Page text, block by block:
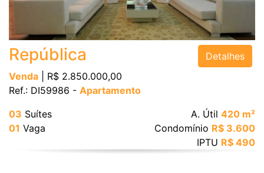
República
Venda | R$ 2.850.000,00
Ref.: DI59986 - Apartamento
Detalhes
03 Suítes
01 Vaga
A. Útil 420 m²
Condomínio R$ 3.600
IPTU R$ 490
Valor